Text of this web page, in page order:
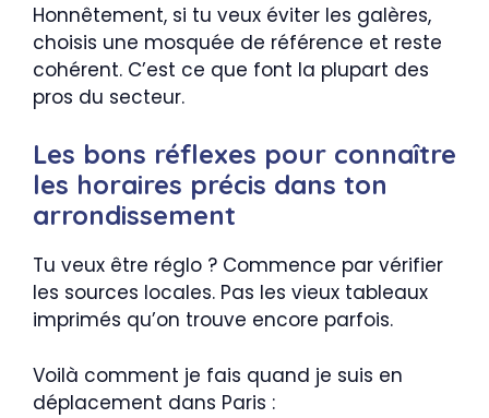
Honnêtement, si tu veux éviter les galères,
choisis une mosquée de référence et reste
cohérent. C’est ce que font la plupart des
pros du secteur.
Les bons réflexes pour connaître
les horaires précis dans ton
arrondissement
Tu veux être réglo ? Commence par vérifier
les sources locales. Pas les vieux tableaux
imprimés qu’on trouve encore parfois.
Voilà comment je fais quand je suis en
déplacement dans Paris :